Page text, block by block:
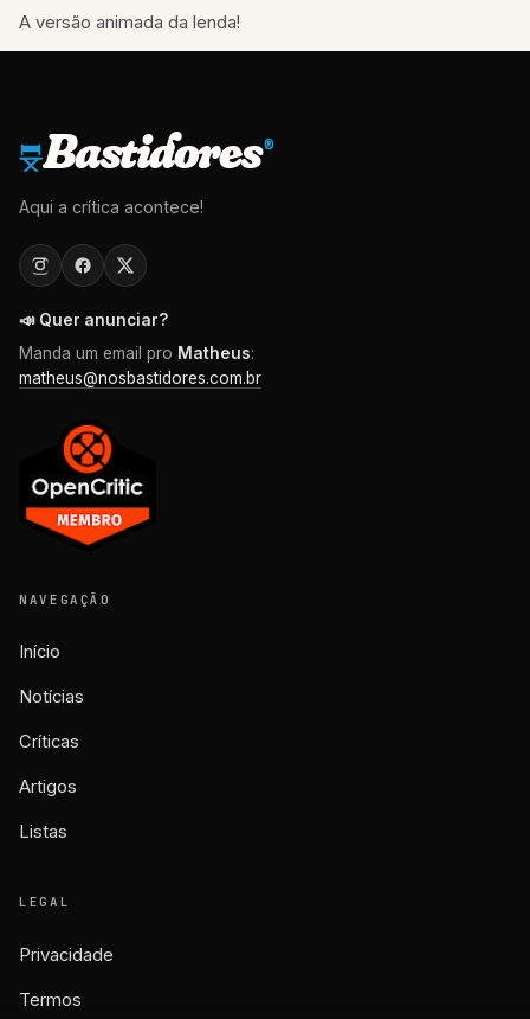
A versão animada da lenda!
Bastidores®
Aqui a crítica acontece!
📣 Quer anunciar?
Manda um email pro Matheus:
matheus@nosbastidores.com.br
NAVEGAÇÃO
Início
Notícias
Críticas
Artigos
Listas
LEGAL
Privacidade
Termos